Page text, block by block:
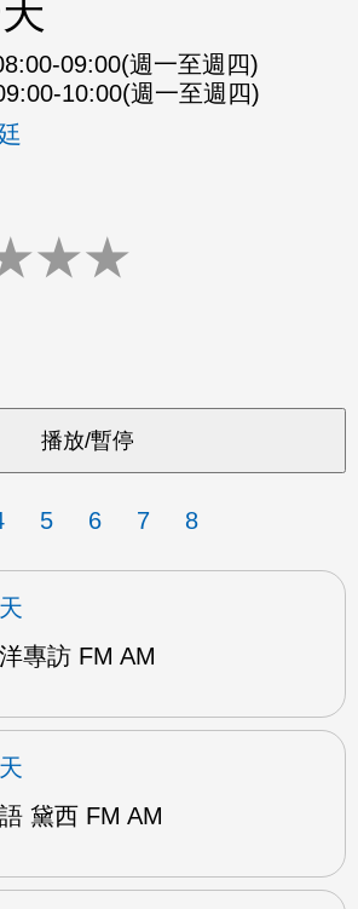
09:00(週一至週四)
10:00(週一至週四)
★★
5 6 7 8
專訪 FM AM
黛西 FM AM